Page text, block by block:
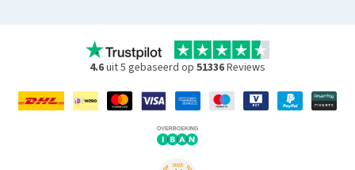
4.6uit 5 gebaseerd op 51336Reviews